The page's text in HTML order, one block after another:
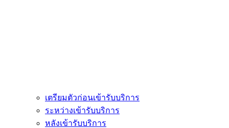
เตรียมตัวก่อนเข้ารับบริการ
ระหว่างเข้ารับบริการ
หลังเข้ารับบริการ